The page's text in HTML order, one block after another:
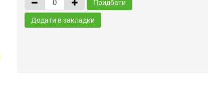
Придбати
Додати в закладки